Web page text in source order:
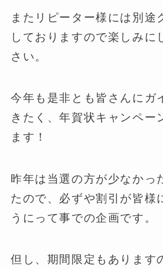
またリピーター様には別途
しておりますので楽しみに
さい。
今年も是非とも皆さんにガ
きたく、年賀状キャンペー
ます！
昨年は当選の方が少なかっ
たので、必ずや割引が皆様
うにって事での企画です。
但し、期間限定もあります